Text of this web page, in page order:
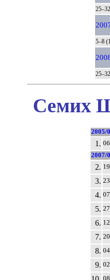
5–8
Семих
2005/
1.
2007/
2.
3.
4.
5.
6.
7.
8.
9.